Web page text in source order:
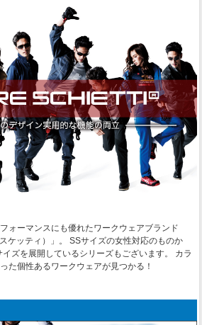
ォーマンスにも優れたワークウェアブランド
ケッティ）」。 SSサイズの女性対応のものか
ズを展開しているシリーズもございます。 カラ
た個性あるワークウェアが見つかる！